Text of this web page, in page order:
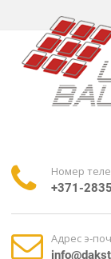
Номер
+371-
Адрес э-